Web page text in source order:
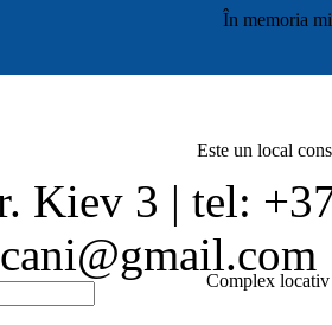
În memoria
Este un local
Complex
Kiev 3 | tel: